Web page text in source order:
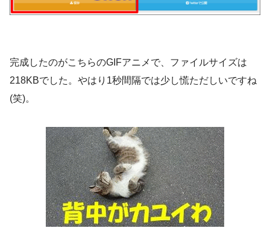
完成したのがこちらのGIFアニメで、ファイルサイズは
218KBでした。やはり1秒間隔では少し慌ただしいですね
(笑)。